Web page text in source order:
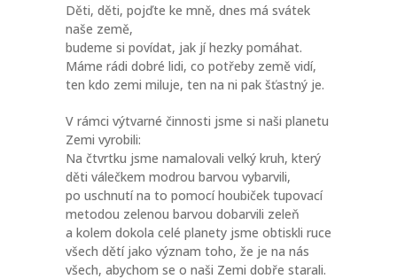
Děti, děti, pojďte ke mně, dnes má svátek
naše země,
budeme si povídat, jak jí hezky pomáhat.
Máme rádi dobré lidi, co potřeby země vidí,
ten kdo zemi miluje, ten na ni pak šťastný je.
V rámci výtvarné činnosti jsme si naši planetu
Zemi vyrobili:
Na čtvrtku jsme namalovali velký kruh, který
děti válečkem modrou barvou vybarvili,
po uschnutí na to pomocí houbiček tupovací
metodou zelenou barvou dobarvili zeleň
a kolem dokola celé planety jsme obtiskli ruce
všech dětí jako význam toho, že je na nás
všech, abychom se o naši Zemi dobře starali.